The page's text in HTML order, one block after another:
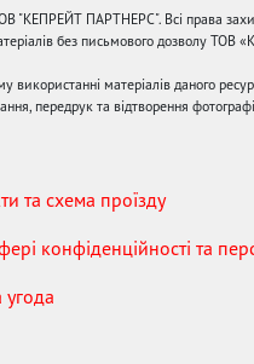
"КЕПРЕЙТ ПАРТНЕРС". Всі права
без письмового дозволу
використанні матеріалів даного
передрук та відтворення
та схема проїзду
конфіденційності та
угода